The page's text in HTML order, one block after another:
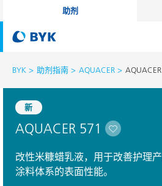
助剂
BYK 助剂指南 AQUACER
新
AQUACER 571
改性米糠蜡乳液，用于改善护理
涂料体系的表面性能。